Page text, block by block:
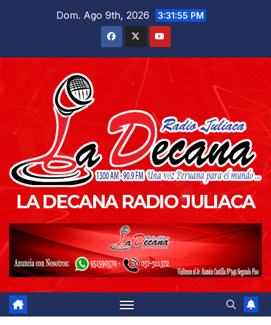
Dom. Ago 9th, 2026 3:31:56 PM
LA DECANA RADIO JULIACA